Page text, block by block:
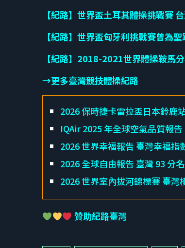
【紀路】世界盃土耳其體操挑戰賽
【紀路】世界盃匈牙利挑戰賽曾為
【紀路】2018-2021世界體操鞍馬
→更多臺灣競技體操紀路
2026 保時捷卡雷拉盃日本鈴鹿
IQAir 2025 年全球空氣品質報
2026 世界幸福報告 臺灣幸福指
2026 全球自由報告 臺灣 93 分
2026 世界室內拔河錦標賽 臺灣
贊助紀路臺灣